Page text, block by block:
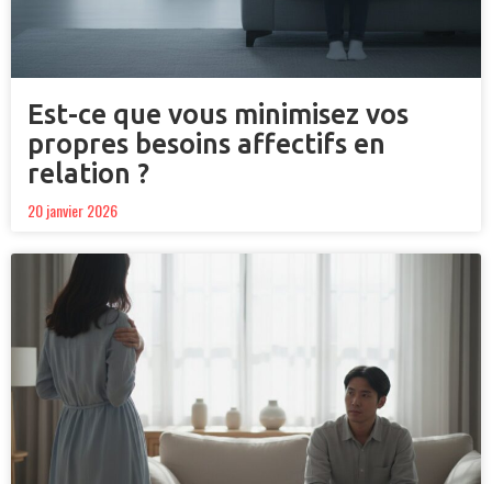
Est-ce que vous minimisez vos
propres besoins affectifs en
relation ?
20 janvier 2026